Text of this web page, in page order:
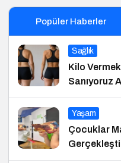
Popüler Haberler
Sağlık
Kilo
Sanıyoruz
Yaşam
Çocuklar